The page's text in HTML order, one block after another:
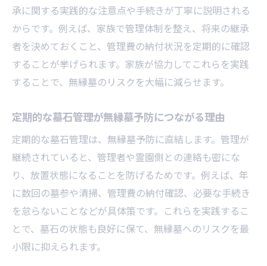
承に関する実践的な注意点や手続きが丁寧に説明される
からです。例えば、家族で管理体制を整え、将来の継承
者を決めておくこと、管理費の納付状況を定期的に確認
することが挙げられます。家族が協力してこれらを実践
することで、無縁墓のリスクを大幅に減らせます。
定期的な墓石管理が無縁墓予防につながる理由
定期的な墓石管理は、無縁墓予防に直結します。管理が
継続されていると、管理者や霊園側との連絡も密にな
り、放置状態になることを防げるためです。例えば、年
に数回の墓参や清掃、管理費の納付確認、必要な手続き
を怠らないことなどが具体策です。これらを実践するこ
とで、墓石の状態も良好に保て、無縁墓へのリスクを最
小限に抑えられます。